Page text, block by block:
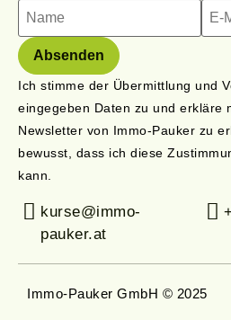
Ich stimme der Übermittlung und
eingegeben Daten zu und erkläre
Newsletter von Immo-Pauker zu
bewusst, dass ich diese
kann.
kurse@immo-
pauker.at
Immo-Pauker GmbH © 2025